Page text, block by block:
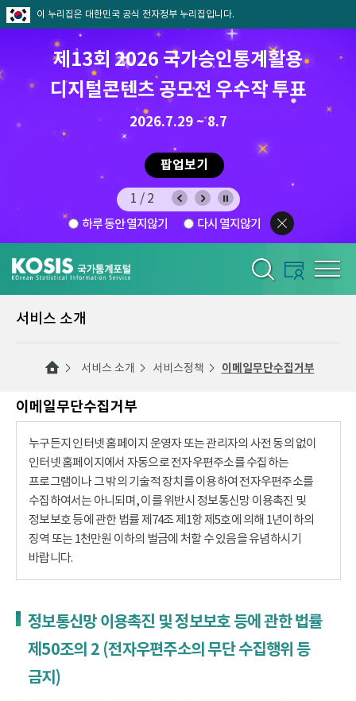
이 누리집은 대한민국 공식 전자정부 누리집입니다.
제13회 2026 국가승인통계활용
디지털콘텐츠 공모전 우수작 투표
2026.7.29 ~ 8.7
팝업보기
8.7.(금) ~ 8.21.(금)
1/2
하루 동안 열지않기 다시 열지않기
서비스 소개
서비스 소개 서비스정책 이메일무단수집거부
이메일무단수집거부
누구든지 인터넷 홈페이지 운영자 또는 관리자의 사전 동의 없이
인터넷 홈페이지에서 자동으로 전자우편주소를 수집하는
프로그램이나 그 밖의 기술적 장치를 이용하여 전자우편주소를
수집하여서는 아니되며, 이를 위반시 정보통신망 이용촉진 및
정보보호 등에 관한 법률 제74조 제1항 제5호에 의해 1년이하의
징역 또는 1천만원 이하의 벌금에 처할 수 있음을 유념하시기
바랍니다.
정보통신망 이용촉진 및 정보보호 등에 관한 법률
제50조의 2 (전자우편주소의 무단 수집행위 등
금지)